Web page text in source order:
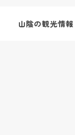
山陰の観光情報